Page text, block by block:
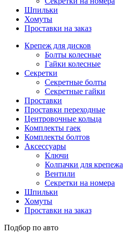
Шпильки
Хомуты
Проставки на заказ
Крепеж для дисков
Болты колесные
Гайки колесные
Секретки
Секретные болты
Секретные гайки
Проставки
Проставки переходные
Центровочные кольца
Комплекты гаек
Комплекты болтов
Аксессуары
Ключи
Колпачки для крепежа
Вентили
Секретки на номера
Шпильки
Хомуты
Проставки на заказ
Подбор по авто